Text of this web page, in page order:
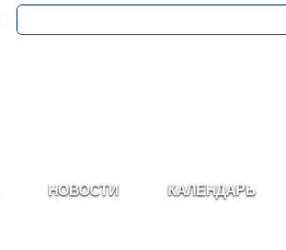
НОВОСТИ КАЛЕНДАРЬ